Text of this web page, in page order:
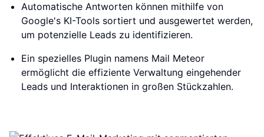
Automatische Antworten können mithilfe von
Google's KI-Tools sortiert und ausgewertet werden,
um potenzielle Leads zu identifizieren.
Ein spezielles Plugin namens Mail Meteor
ermöglicht die effiziente Verwaltung eingehender
Leads und Interaktionen in großen Stückzahlen.